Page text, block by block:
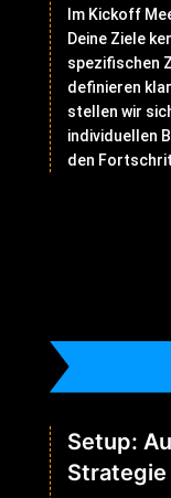
Im Kickoff
Deine Ziele
spezifischen
definieren
stellen wir
individuellen
den
Setup:
Strategie